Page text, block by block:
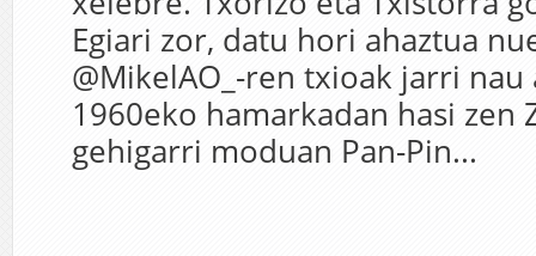
Egiari zor, datu hori ahaztua
@MikelAO_-ren txioak jarri
1960eko hamarkadan hasi zen
gehigarri moduan Pan-Pin...